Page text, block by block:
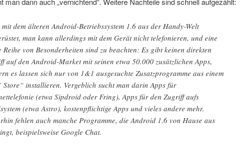
mit dem älteren Android-Betriebssystem 1.6 aus der Handy-Welt
man kann allerdings mit dem Gerät nicht telefonieren, und eine
Reihe von Besonderheiten sind zu beachten: Es gibt keinen direkten
auf den Android-Market mit seinen etwa 50.000 zusätzlichen Apps,
es lassen sich nur von 1&1 ausgesuchte Zusatzprogramme aus einem
Store“ installieren. Vergeblich sucht man darin Apps für
(etwa Sipdroid oder Fring), Apps für den Zugriff aufs
(etwa Astro), kostenpflichtige Apps und vieles andere mehr.
fehlen auch manche Programme, die Android 1.6 von Hause aus
beispielsweise Google Chat.